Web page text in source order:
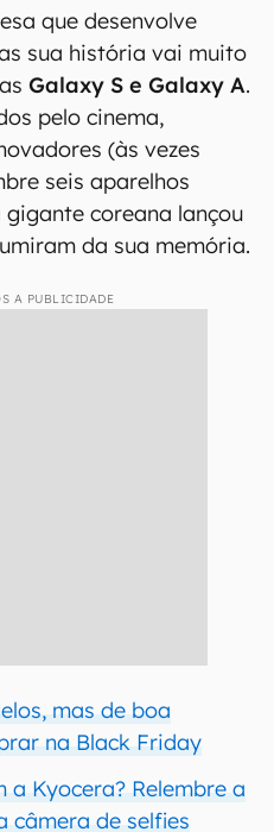
que desenvolve
sua história vai muito
Galaxy S e Galaxy A.
pelo cinema,
(às vezes
seis aparelhos
coreana lançou
da sua memória.
A PUBLICIDADE
mas de boa
na Black Friday
a Kyocera? Relembre a
câmera de selfies